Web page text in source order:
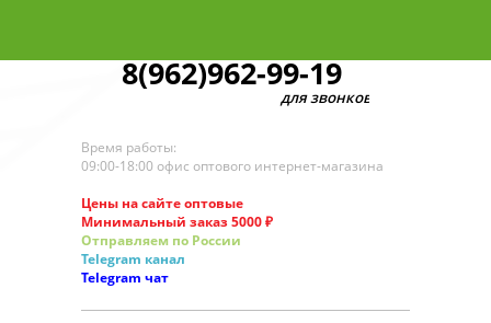
8(962)962-99-19
для звонков по оптовым
Время работы:
09:00-18:00 офис оптового интернет-магазина
Цены на сайте оптовые
Минимальный заказ 5000 ₽
Отправляем по России
Telegram канал
Telegram чат